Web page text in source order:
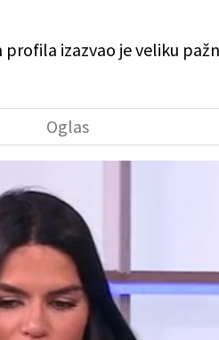
izazvao je veliku